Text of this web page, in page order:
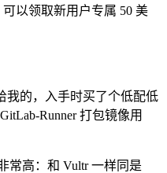
以领取新用户专属 50 美
我的，入手时买了个低配低
Runner 打包镜像用
常高：和 Vultr 一样同是